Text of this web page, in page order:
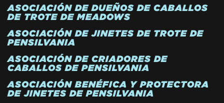
ASOCIACIÓN DE DUEÑOS DE CABALLOS
DE TROTE DE MEADOWS
ASOCIACIÓN DE JINETES DE TROTE DE
PENSILVANIA
ASOCIACIÓN DE CRIADORES DE
CABALLOS DE PENSILVANIA
ASOCIACIÓN BENÉFICA Y PROTECTORA
DE JINETES DE PENSILVANIA